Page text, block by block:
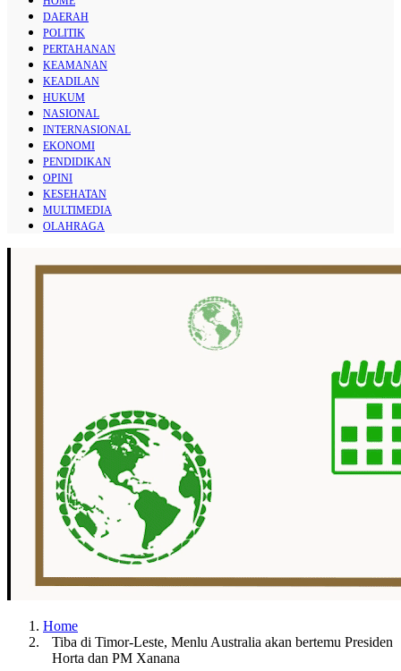
DAERAH
POLITIK
PERTAHANAN
KEAMANAN
KEADILAN
HUKUM
NASIONAL
INTERNASIONAL
EKONOMI
PENDIDIKAN
OPINI
KESEHATAN
MULTIMEDIA
OLAHRAGA
Home
Tiba di Timor-Leste, Menlu Australia akan bertemu Presiden
Horta dan PM Xanana